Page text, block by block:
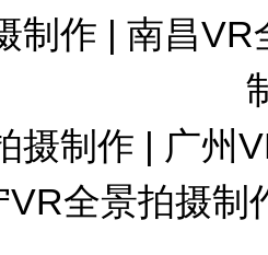
制作 | 南昌VR
摄制作 | 广州
VR全景拍摄制